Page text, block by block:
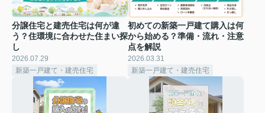
分譲住宅と建売住宅は何が違
う？住環境に合わせた住まい探
し
2026.07.29
新築一戸建て・建売住宅
初めての新築一戸建て購入は何
から始める？準備・流れ・注意
点を解説
2026.03.31
新築一戸建て・建売住宅